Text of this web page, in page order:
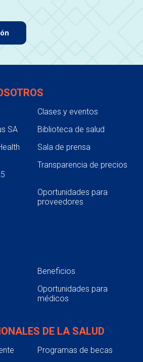
Clases y eventos
SA
Biblioteca de salud
Sala de prensa
Transparencia de precios
Oportunidades para
proveedores
Beneficios
Oportunidades para
médicos
DE LA SALUD
Programas de becas